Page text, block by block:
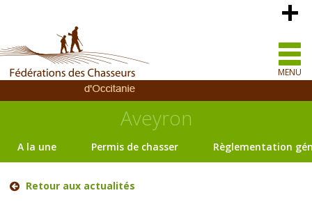
MENU
Aveyron
A la une Permis de chasser Règlementation
Retour aux actualités